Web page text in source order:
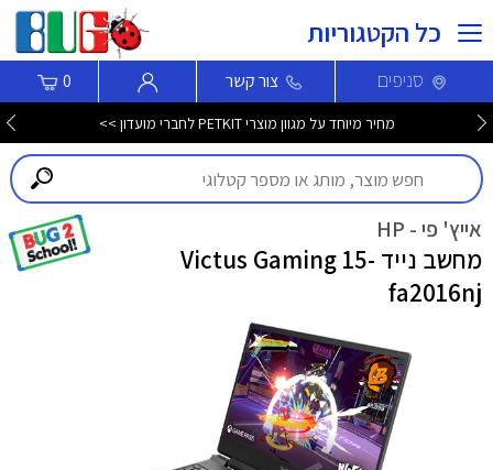
כל הקטגוריות
סניפים צור קשר 0
מחיר מיוחד על מגוון מוצרי PETKIT לחברי מועדון >>
אייץ' פי - HP
מחשב נייד Victus Gaming 15-
fa2016nj